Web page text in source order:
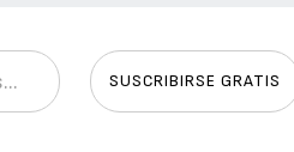
SUSCRIBIRSE GRATIS